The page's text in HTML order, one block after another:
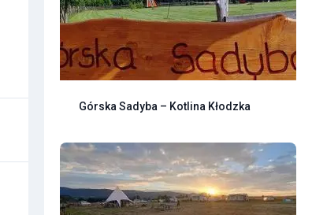
Górska Sadyba – Kotlina Kłodzka